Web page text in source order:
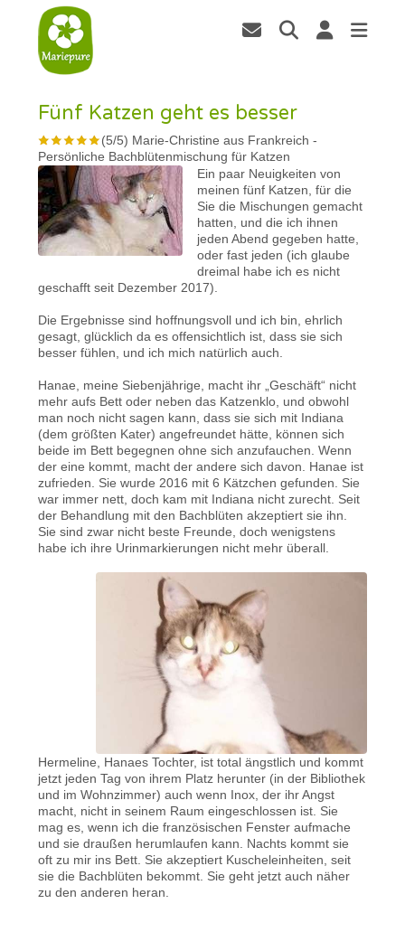
Fünf Katzen geht es besser
(5/5) Marie-Christine aus Frankreich -
Persönliche Bachblütenmischung für Katzen
Ein paar Neuigkeiten von
meinen fünf Katzen, für die
Sie die Mischungen gemacht
hatten, und die ich ihnen
jeden Abend gegeben hatte,
oder fast jeden (ich glaube
dreimal habe ich es nicht
geschafft seit Dezember 2017).
Die Ergebnisse sind hoffnungsvoll und ich bin, ehrlich
gesagt, glücklich da es offensichtlich ist, dass sie sich
besser fühlen, und ich mich natürlich auch.
Hanae, meine Siebenjährige, macht ihr „Geschäft“ nicht
mehr aufs Bett oder neben das Katzenklo, und obwohl
man noch nicht sagen kann, dass sie sich mit Indiana
(dem größten Kater) angefreundet hätte, können sich
beide im Bett begegnen ohne sich anzufauchen. Wenn
der eine kommt, macht der andere sich davon. Hanae ist
zufrieden. Sie wurde 2016 mit 6 Kätzchen gefunden. Sie
war immer nett, doch kam mit Indiana nicht zurecht. Seit
der Behandlung mit den Bachblüten akzeptiert sie ihn.
Sie sind zwar nicht beste Freunde, doch wenigstens
habe ich ihre Urinmarkierungen nicht mehr überall.
Hermeline, Hanaes Tochter, ist total ängstlich und kommt
jetzt jeden Tag von ihrem Platz herunter (in der Bibliothek
und im Wohnzimmer) auch wenn Inox, der ihr Angst
macht, nicht in seinem Raum eingeschlossen ist. Sie
mag es, wenn ich die französischen Fenster aufmache
und sie draußen herumlaufen kann. Nachts kommt sie
oft zu mir ins Bett. Sie akzeptiert Kuscheleinheiten, seit
sie die Bachblüten bekommt. Sie geht jetzt auch näher
zu den anderen heran.